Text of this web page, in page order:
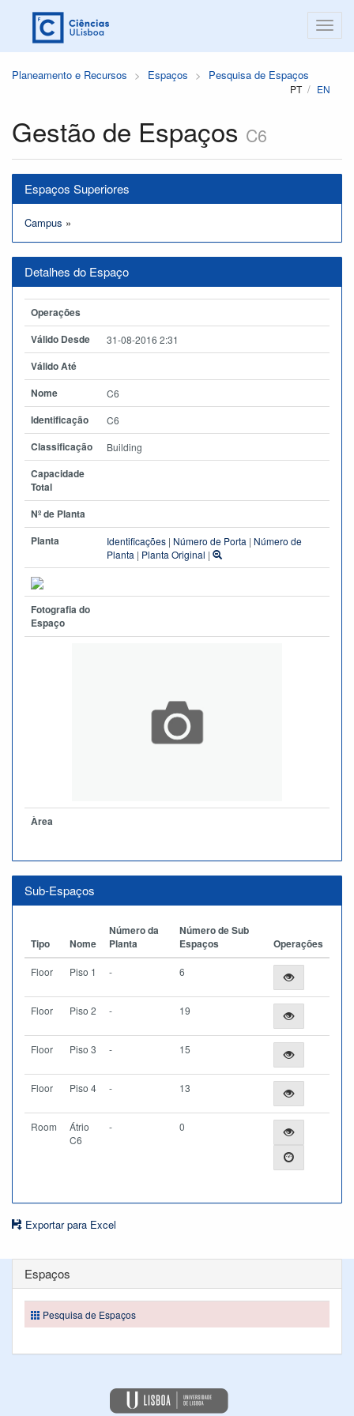
Planeamento e Recursos Espaços Pesquisa de Espaços
PT EN
Gestão de Espaços C6
Espaços Superiores
Campus »
Detalhes do Espaço
Operações
Válido Desde
31-08-2016 2:31
Válido Até
Nome
C6
Identificação C6
Classificação Building
Capacidade
Total
Nº de Planta
Planta
Identificações | Número de Porta | Número de
Planta | Planta Original |
Fotografia do
Espaço
Àrea
Sub-Espaços
Tipo Nome
Número da
Planta
Número de Sub
Espaços
Operações
Floor Piso 1 - 6
Floor Piso 2 - 19
Floor Piso 3 - 15
Floor Piso 4 - 13
Room
Átrio
C6
- 0
Exportar para Excel
Espaços
Pesquisa de Espaços